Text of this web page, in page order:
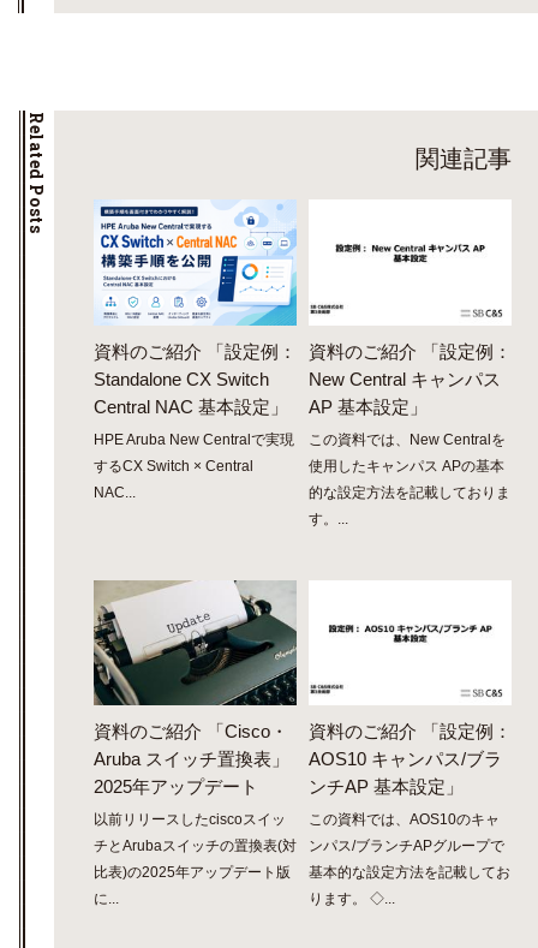
Related Posts 関連記事
資料のご紹介 「設定例：
Standalone CX Switch
Central NAC 基本設定」
HPE Aruba New Centralで実現
するCX Switch × Central
NAC...
資料のご紹介 「設定例：
New Central キャンパス
AP 基本設定」
この資料では、New Centralを
使用したキャンパス APの基本
的な設定方法を記載しておりま
す。...
資料のご紹介 「Cisco・
Aruba スイッチ置換表」
2025年アップデート
以前リリースしたciscoスイッ
チとArubaスイッチの置換表(対
比表)の2025年アップデート版
に...
資料のご紹介 「設定例：
AOS10 キャンパス/ブラ
ンチAP 基本設定」
この資料では、AOS10のキャ
ンパス/ブランチAPグループで
基本的な設定方法を記載してお
ります。 ◇...